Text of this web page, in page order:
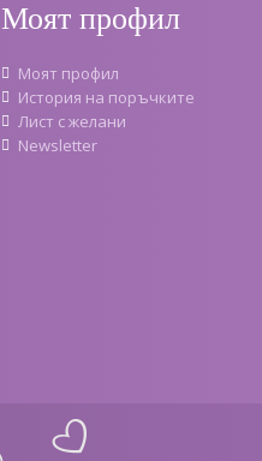
Моят профил
Моят профил
История на поръчките
Лист с желани
Newsletter